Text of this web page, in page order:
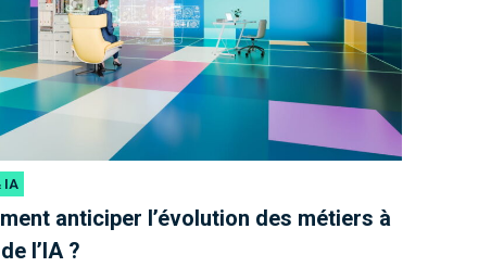
IA
anticiper l’évolution des métiers à
l’IA ?